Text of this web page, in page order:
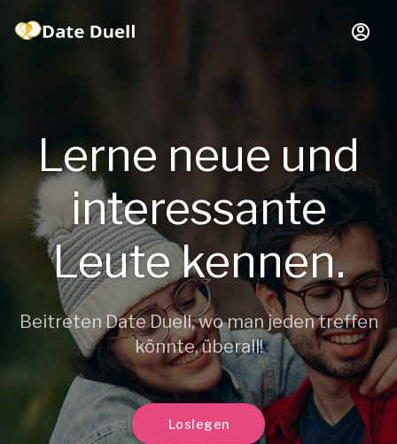
Lerne neue und
interessante
Leute kennen.
Beitreten Date Duell, wo man jeden treffen
könnte, überall!
Loslegen